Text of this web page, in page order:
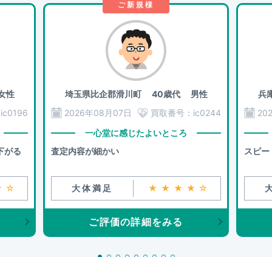
性
ic0196
がる
ご新規様
埼玉県比企郡滑川町40歳代 男性
2026年08月07日
買取番号： ic0244
一心堂に感じたよいところ
査定内容が細かい
大体満足 ★★★★☆
ご評価の詳細をみる
兵
スピー